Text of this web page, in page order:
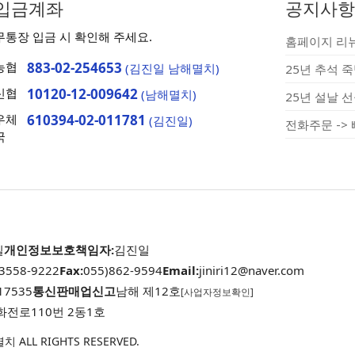
금계좌
통장 입금 시 확인해 주세요.
협
883-02-254653 (김진일 남해멸치)
협
10120-12-009642 (남해멸치)
체
610394-02-011781 (김진일)
공지사항
홈페이지 리
25년 추석
전화주문 ->
개인정보보호책임자:김진일
9222Fax:055)862-9594Email:jiniri12@naver.com
통신판매업신고남해 제12호[사업자정보확인]
전로110번 2동1호
ALL RIGHTS RESERVED.